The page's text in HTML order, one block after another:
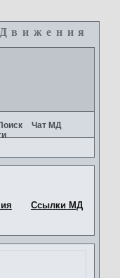
Чат МД
Ссылки МД